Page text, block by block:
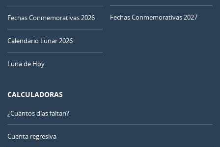
Fechas Conmemorativas 2026
Calendario Lunar 2026
Luna de Hoy
Fechas Conmemorativas 2027
CALCULADORAS
¿Cuántos días faltan?
Cuenta regresiva